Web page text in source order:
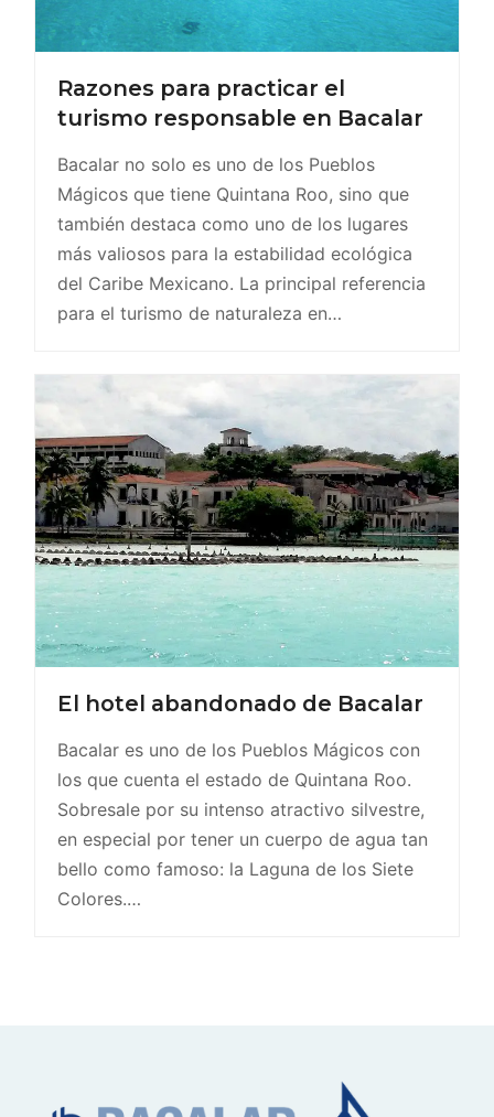
Razones para practicar el
turismo responsable en Bacalar
Bacalar no solo es uno de los Pueblos
Mágicos que tiene Quintana Roo, sino que
también destaca como uno de los lugares
más valiosos para la estabilidad ecológica
del Caribe Mexicano. La principal referencia
para el turismo de naturaleza en…
El hotel abandonado de Bacalar
Bacalar es uno de los Pueblos Mágicos con
los que cuenta el estado de Quintana Roo.
Sobresale por su intenso atractivo silvestre,
en especial por tener un cuerpo de agua tan
bello como famoso: la Laguna de los Siete
Colores.…